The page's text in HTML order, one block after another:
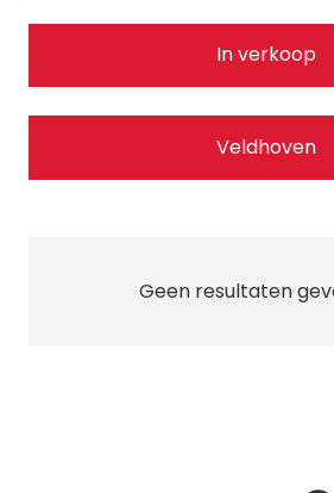
In verkoop
Veldhoven
Geen resultaten